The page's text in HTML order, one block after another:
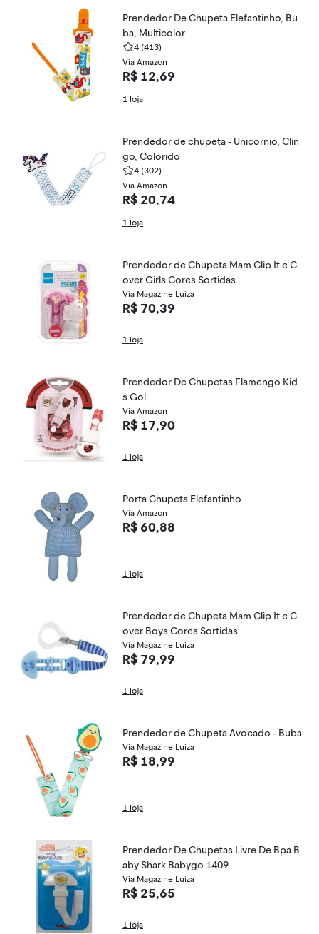
Prendedor De Chupeta Elefantinho, Bu
ba, Multicolor
4 (413)
Via Amazon
R$ 12,69
1 loja
Prendedor de chupeta - Unicornio, Clin
go, Colorido
4 (302)
Via Amazon
R$ 20,74
1 loja
Prendedor de Chupeta Mam Clip It e C
over Girls Cores Sortidas
Via Magazine Luiza
R$ 70,39
1 loja
Prendedor De Chupetas Flamengo Kid
s Gol
Via Amazon
R$ 17,90
1 loja
Porta Chupeta Elefantinho
Via Amazon
R$ 60,88
1 loja
Prendedor de Chupeta Mam Clip It e C
over Boys Cores Sortidas
Via Magazine Luiza
R$ 79,99
1 loja
Prendedor de Chupeta Avocado - Buba
Via Magazine Luiza
R$ 18,99
1 loja
Prendedor De Chupetas Livre De Bpa B
aby Shark Babygo 1409
Via Magazine Luiza
R$ 25,65
1 loja